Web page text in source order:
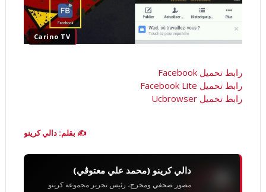
Carino TV
رابط تحميل Facebook
رابط تحميل Facebook Lite
رابط تحميل Ucbrowser
✍️ بقلم: دالي كرينو
دالي كرينو (محمد علي معتوڨي)
مصور صحفي ومخرج، رئيس تحرير مجموعة كرينو